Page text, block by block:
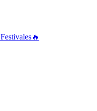
Festivales🔥